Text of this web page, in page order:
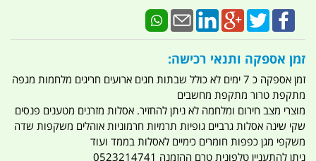
זמן אספקה ותנאי רכישה:
זמן אספקה כ 7 ימים לא כולל שבתות חגים ארועים חריגים מלחמות מגפה
מתקפת טרור מתקפת מחשבים
מוצרי מצב חירום ומלחמה לא ניתן להחזיר. אסלות מזרנים מטענים פנסים
שקי שינה אסלות גרביים גופיות תרמיות חרמוניות אוהלים משקפות שדה
משקפי מגן כפפות חומרים כימיים לאסלות בממד ועוד
ניתן להתעניין טלפונית טרם ההזמנה 0523214741